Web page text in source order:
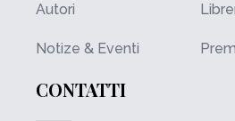
Autori
Notize & Eventi
CONTATTI